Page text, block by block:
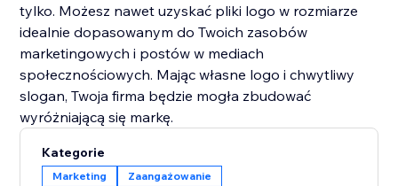
tylko. Możesz nawet uzyskać pliki logo w rozmiarze
idealnie dopasowanym do Twoich zasobów
marketingowych i postów w mediach
społecznościowych. Mając własne logo i chwytliwy
slogan, Twoja firma będzie mogła zbudować
Kategorie
Marketing Zaangażowanie